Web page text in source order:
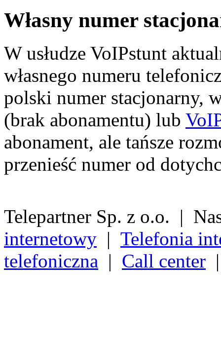
Własny numer
W usłudze VoIPstunt
własnego numeru
polski numer stacjonarny,
(brak abonamentu) lub
abonament, ale tańsze
przenieść numer od
Telepartner Sp. z o.o. |
internetowy | Telefonia
telefoniczna | Call center